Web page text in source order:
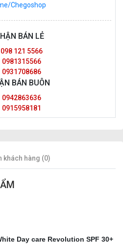
Chegoshop
BÁN LẺ
098 121 5566
0981315566
0931708686
BÁN BUÔN
0942863636
0915958181
khách hàng (0)
Day care Revolution SPF 30+